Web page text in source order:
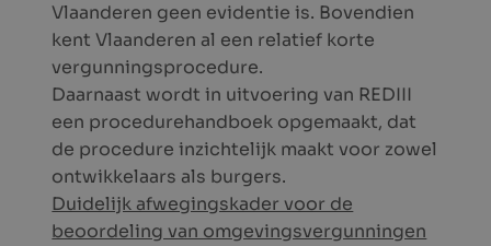
Vlaanderen geen evidentie is. Bovendien
kent Vlaanderen al een relatief korte
vergunningsprocedure.
Daarnaast wordt in uitvoering van REDIII
een procedurehandboek opgemaakt, dat
de procedure inzichtelijk maakt voor zowel
ontwikkelaars als burgers.
Duidelijk afwegingskader voor de
beoordeling van omgevingsvergunningen